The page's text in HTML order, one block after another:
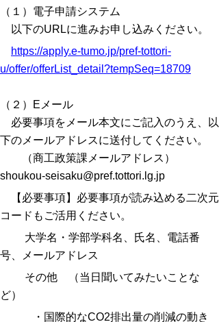
（１）電子申請システム
以下のURLに進みお申し込みください。
https://apply.e-tumo.jp/pref-tottori-
u/offer/offerList_detail?tempSeq=18709
（２）Eメール
必要事項をメール本文にご記入のうえ、以
下のメールアドレスに送付してください。
（商工政策課メールアドレス）
shoukou-seisaku@pref.tottori.lg.jp
【 必要事項】 必要事項が読み込める二次元
コードもご活用ください。
大学名・学部学科名、氏名、電話番
号、メールアドレス
その他 （当日聞いてみたいことな
ど）
・国際的なCO2排出量の削減の動き